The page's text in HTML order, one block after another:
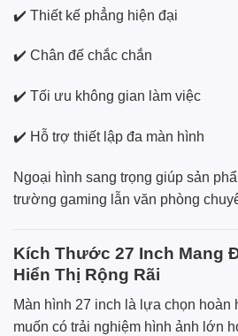
✔️ Thiết kế phẳng hiện đại
✔️ Chân đế chắc chắn
✔️ Tối ưu không gian làm việc
✔️ Hỗ trợ thiết lập đa màn hình
Ngoại hình sang trọng giúp sản
trường gaming lẫn văn phòng
Kích Thước 27 Inch Mang
Hiển Thị Rộng Rãi
Màn hình 27 inch là lựa chọn hoàn
muốn có trải nghiệm hình ảnh lớn